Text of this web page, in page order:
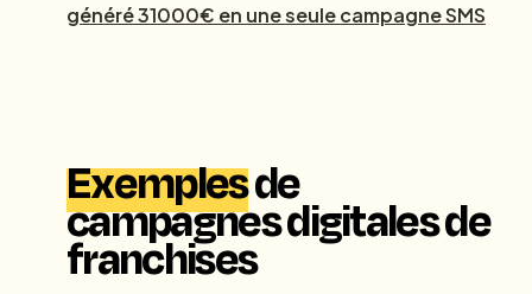
généré 31000€ en une seule campagne SMS
Exemplesde
campagnes digitales de
franchises